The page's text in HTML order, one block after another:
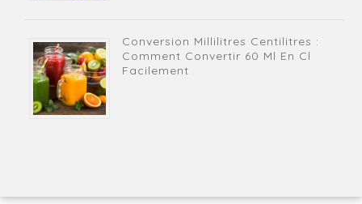
Conversion Millilitres Centilitres :
Comment Convertir 60 Ml En Cl
Facilement